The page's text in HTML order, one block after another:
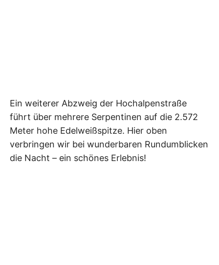
Ein weiterer Abzweig der Hochalpenstraße
führt über mehrere Serpentinen auf die 2.572
Meter hohe Edelweißspitze. Hier oben
verbringen wir bei wunderbaren Rundumblicken
die Nacht – ein schönes Erlebnis!